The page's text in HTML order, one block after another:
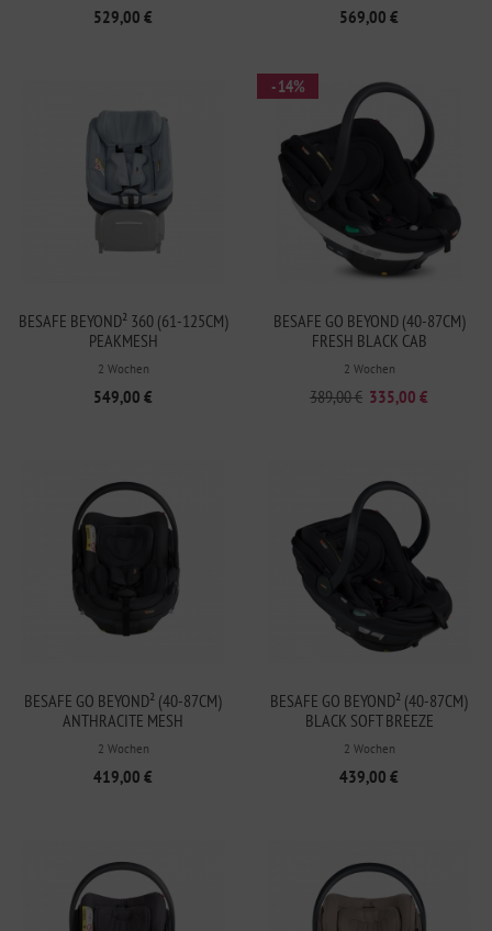
529,00 € 569,00 €
BESAFE BEYOND² 360 (61-125CM)
PEAKMESH
2 Wochen
549,00 €
BESAFE GO BEYOND (40-87CM)
FRESH BLACK CAB
2 Wochen
389,00 € 335,00 €
- 14%
BESAFE GO BEYOND² (40-87CM)
ANTHRACITE MESH
2 Wochen
419,00 €
BESAFE GO BEYOND² (40-87CM)
BLACK SOFT BREEZE
2 Wochen
439,00 €